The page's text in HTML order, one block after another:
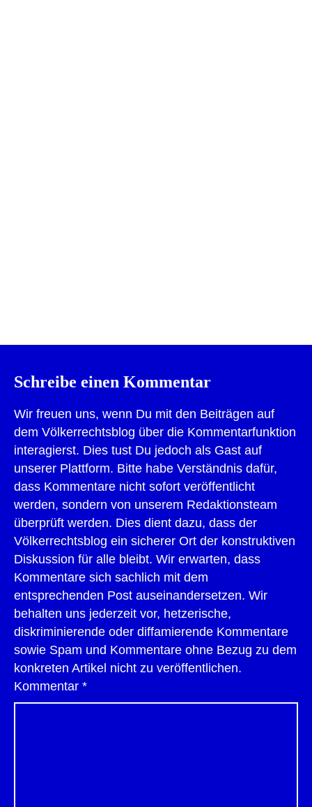
Schreibe einen Kommentar
Wir freuen uns, wenn Du mit den Beiträgen auf
dem Völkerrechtsblog über die Kommentarfunktion
interagierst. Dies tust Du jedoch als Gast auf
unserer Plattform. Bitte habe Verständnis dafür,
dass Kommentare nicht sofort veröffentlicht
werden, sondern von unserem Redaktionsteam
überprüft werden. Dies dient dazu, dass der
Völkerrechtsblog ein sicherer Ort der konstruktiven
Diskussion für alle bleibt. Wir erwarten, dass
Kommentare sich sachlich mit dem
entsprechenden Post auseinandersetzen. Wir
behalten uns jederzeit vor, hetzerische,
diskriminierende oder diffamierende Kommentare
sowie Spam und Kommentare ohne Bezug zu dem
konkreten Artikel nicht zu veröffentlichen.
Kommentar *